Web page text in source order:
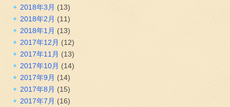
2018年3月 (13)
2018年2月 (11)
2018年1月 (13)
2017年12月 (12)
2017年11月 (13)
2017年10月 (14)
2017年9月 (14)
2017年8月 (15)
2017年7月 (16)